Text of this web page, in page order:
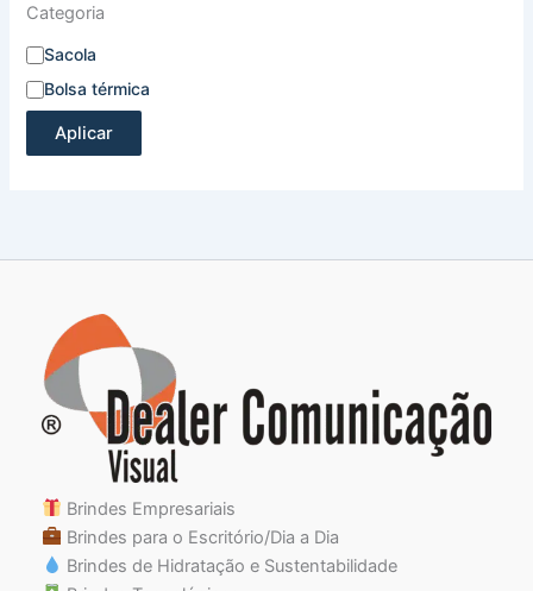
Categoria
Sacola
Bolsa térmica
Aplicar
Brindes Empresariais
Brindes para o Escritório/Dia a Dia
Brindes de Hidratação e Sustentabilidade